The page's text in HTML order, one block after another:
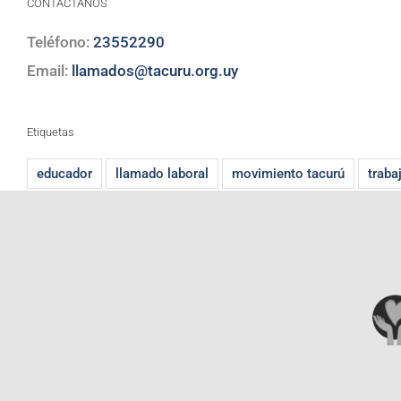
CONTACTANOS
Teléfono: 23552290
Email: llamados@tacuru.org.uy
Etiquetas
educador llamado laboral movimiento tacurú